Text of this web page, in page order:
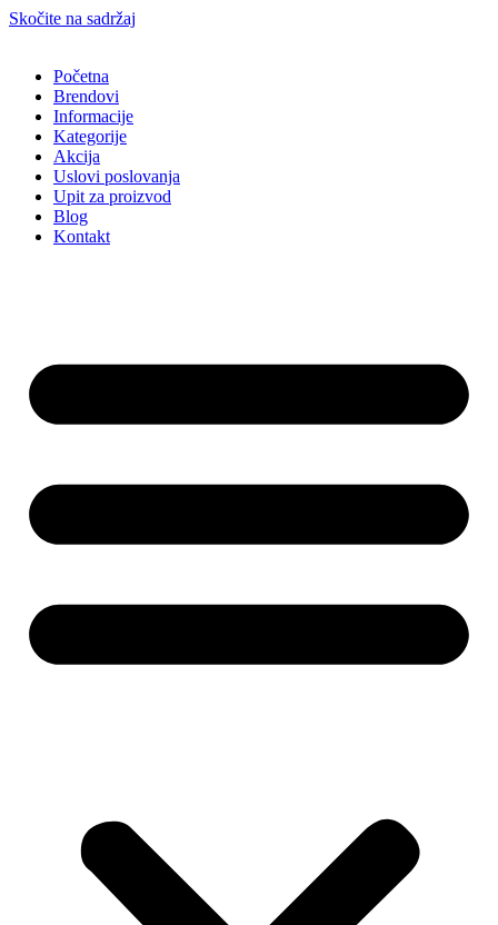
Skočite na sadržaj
Početna
Brendovi
Informacije
Kategorije
Akcija
Uslovi poslovanja
Upit za proizvod
Blog
Kontakt